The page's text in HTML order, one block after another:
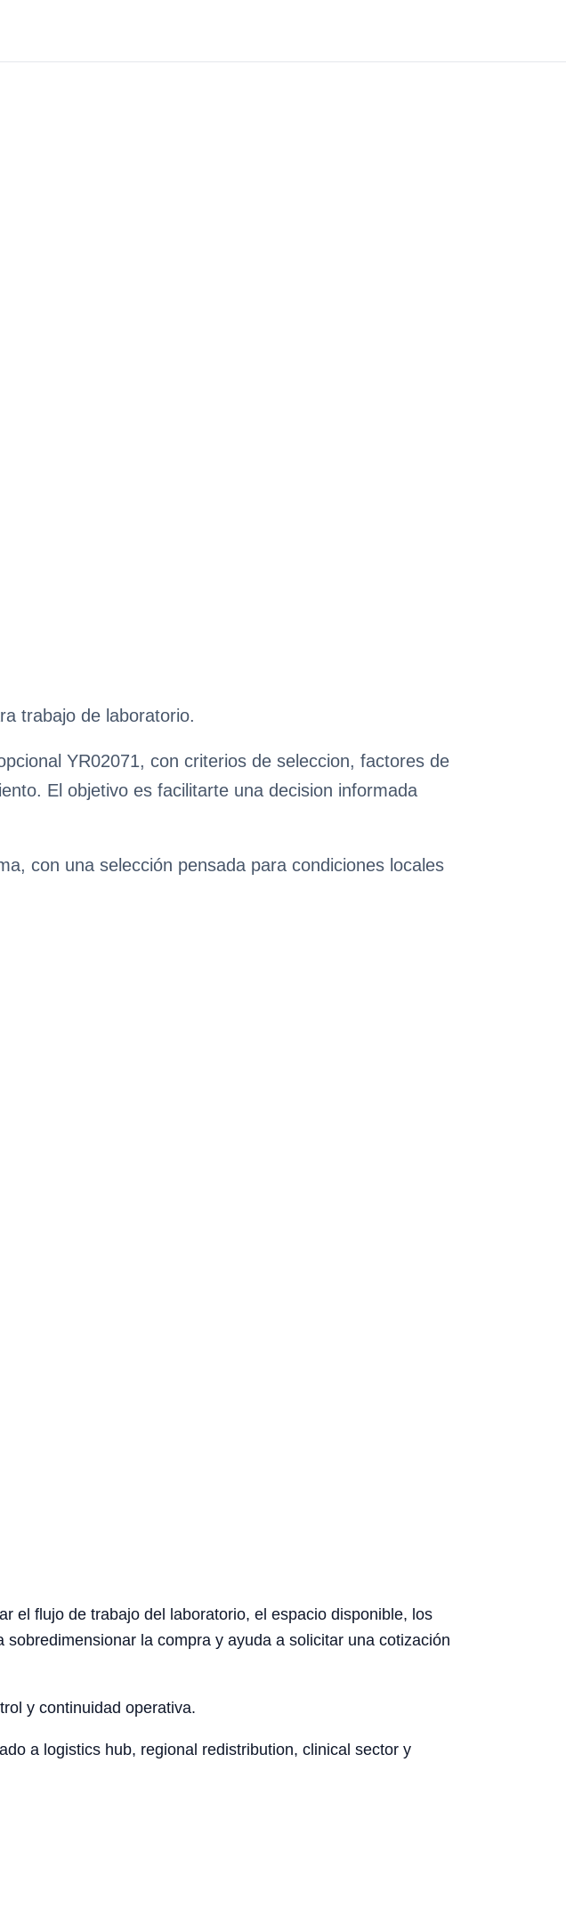
trabajo de laboratorio.
YR02071, con criterios de seleccion, factores de
El objetivo es facilitarte una decision informada
con una selección pensada para condiciones locales
el flujo de trabajo del laboratorio, el espacio disponible, los
la compra y ayuda a solicitar una cotización
y continuidad operativa.
a logistics hub, regional redistribution, clinical sector y